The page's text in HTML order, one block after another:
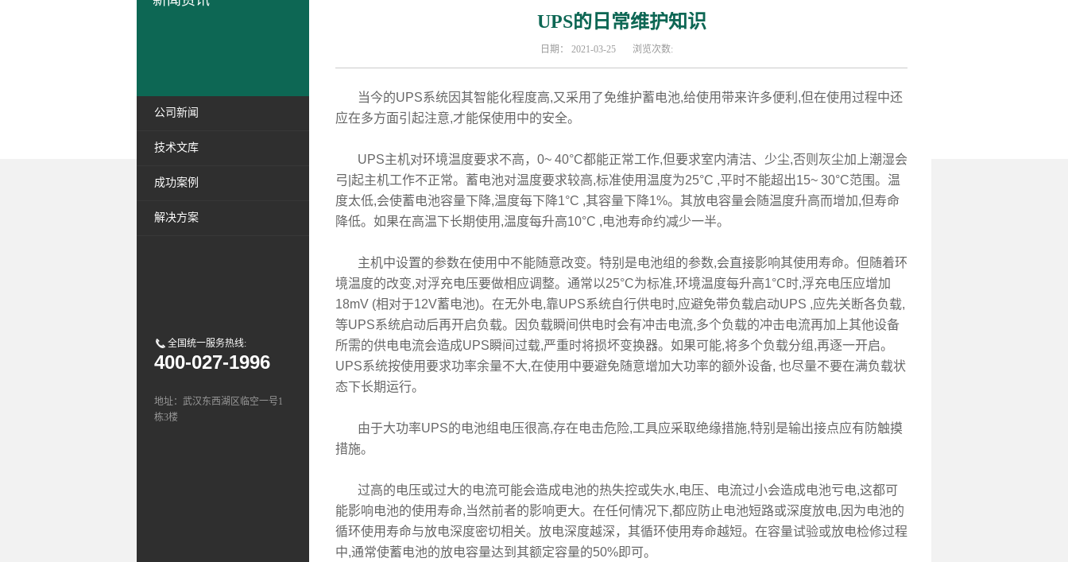
公司新闻
技术文库
成功案例
解决方案
全国统一服务热线:
400-027-1996
地址：武汉东西湖区临空一号1
栋3楼
UPS的日常维护知识
日期： 2021-03-25 浏览次数:
当今的UPS系统因其智能化程度高,又采用了免维护蓄电池,给使用带来许多便利,但在使用过程中还
应在多方面引起注意,才能保使用中的安全。
UPS主机对环境温度要求不高，0~ 40°C都能正常工作,但要求室内清洁、少尘,否则灰尘加上潮湿会
弓|起主机工作不正常。蓄电池对温度要求较高,标准使用温度为25°C ,平时不能超出15~ 30°C范围。温
度太低,会使蓄电池容量下降,温度每下降1°C ,其容量下降1%。其放电容量会随温度升高而增加,但寿命
降低。如果在高温下长期使用,温度每升高10°C ,电池寿命约减少一半。
主机中设置的参数在使用中不能随意改变。特别是电池组的参数,会直接影响其使用寿命。但随着环
境温度的改变,对浮充电压要做相应调整。通常以25°C为标准,环境温度每升高1°C时,浮充电压应增加
18mV (相对于12V蓄电池)。在无外电,靠UPS系统自行供电时,应避免带负载启动UPS ,应先关断各负载,
等UPS系统启动后再开启负载。因负载瞬间供电时会有冲击电流,多个负载的冲击电流再加上其他设备
所需的供电电流会造成UPS瞬间过载,严重时将损坏变换器。如果可能,将多个负载分组,再逐一开启。
UPS系统按使用要求功率余量不大,在使用中要避免随意增加大功率的额外设备, 也尽量不要在满负载状
态下长期运行。
由于大功率UPS的电池组电压很高,存在电击危险,工具应采取绝缘措施,特别是输出接点应有防触摸
措施。
过高的电压或过大的电流可能会造成电池的热失控或失水,电压、电流过小会造成电池亏电,这都可
能影响电池的使用寿命,当然前者的影响更大。在任何情况下,都应防止电池短路或深度放电,因为电池的
循环使用寿命与放电深度密切相关。放电深度越深，其循环使用寿命越短。在容量试验或放电检修过程
中,通常使蓄电池的放电容量达到其额定容量的50%即可。